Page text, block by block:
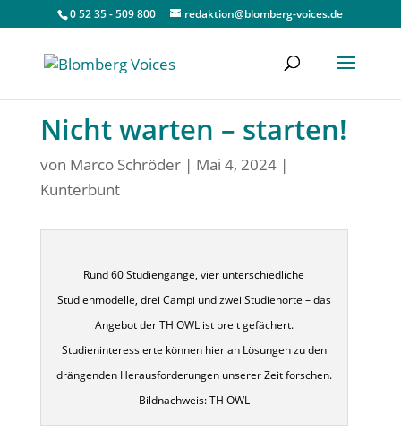
0 52 35 - 509 800 redaktion@blomberg-voices.de
Nicht warten – starten!
von Marco Schröder| Mai 4, 2024|
Kunterbunt
Rund 60 Studiengänge, vier unterschiedliche
Studienmodelle, drei Campi und zwei Studienorte – das
Angebot der TH OWL ist breit gefächert.
Studieninteressierte können hier an Lösungen zu den
drängenden Herausforderungen unserer Zeit forschen.
Bildnachweis: TH OWL